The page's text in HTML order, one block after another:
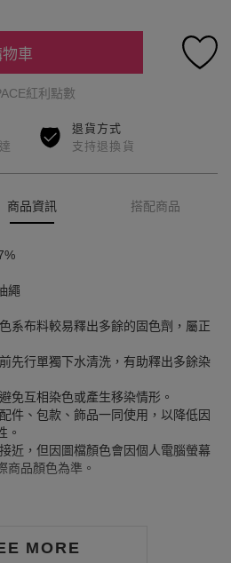
車
紅利點數
退貨方式
支持退換貨
商品資訊 搭配商品
MORE
繩
系布料較易釋出多餘的固色劑，屬正
先行單獨下水清洗，有助釋出多餘染
免互相染色或產生移染情形。
件、包款、飾品一同使用，以降低因
。
近，但因圖檔顏色會因個人電腦螢幕
商品顏色為準。
：85cm